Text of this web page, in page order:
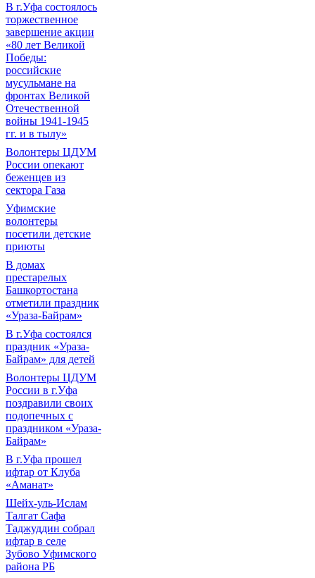
В г.Уфа состоялось
торжественное
завершение акции
«80 лет Великой
Победы:
российские
мусульмане на
фронтах Великой
Отечественной
войны 1941-1945
гг. и в тылу»
Волонтеры ЦДУМ
России опекают
беженцев из
сектора Газа
Уфимские
волонтеры
посетили детские
приюты
В домах
престарелых
Башкортостана
отметили праздник
«Ураза-Байрам»
В г.Уфа состоялся
праздник «Ураза-
Байрам» для детей
Волонтеры ЦДУМ
России в г.Уфа
поздравили своих
подопечных с
праздником «Ураза-
Байрам»
В г.Уфа прошел
ифтар от Клуба
«Аманат»
Шейх-уль-Ислам
Талгат Сафа
Таджуддин собрал
ифтар в селе
Зубово Уфимского
района РБ